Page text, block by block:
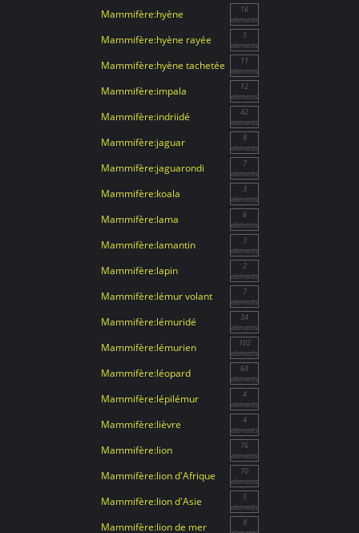
Mammifère:hyène
16
elements
Mammifère:hyène rayée
5
elements
Mammifère:hyène tachetée
11
elements
Mammifère:impala
12
elements
Mammifère:indriidé
42
elements
Mammifère:jaguar
8
elements
Mammifère:jaguarondi
7
elements
Mammifère:koala
3
elements
Mammifère:lama
6
elements
Mammifère:lamantin
3
elements
Mammifère:lapin
2
elements
Mammifère:lémur volant
7
elements
Mammifère:lémuridé
34
elements
Mammifère:lémurien
102
elements
Mammifère:léopard
68
elements
Mammifère:lépilémur
4
elements
Mammifère:lièvre
4
elements
Mammifère:lion
76
elements
Mammifère:lion d'Afrique
70
elements
Mammifère:lion d'Asie
5
elements
Mammifère:lion de mer
8